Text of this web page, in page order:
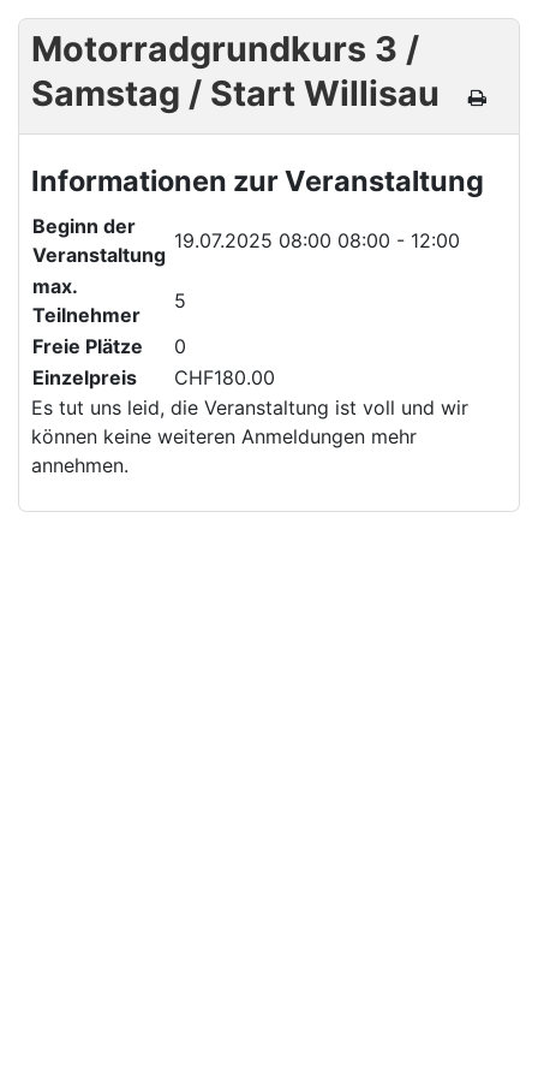
Motorradgrundkurs 3 /
Samstag / Start Willisau
Informationen zur Veranstaltung
Beginn der
Veranstaltung
19.07.2025 08:00 08:00 - 12:00
max.
Teilnehmer
5
Freie Plätze
0
Einzelpreis
CHF180.00
Es tut uns leid, die Veranstaltung ist voll und wir
können keine weiteren Anmeldungen mehr
annehmen.